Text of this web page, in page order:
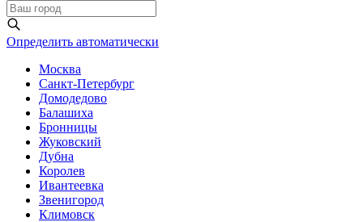
Определить автоматически
Москва
Санкт-Петербург
Домодедово
Балашиха
Бронницы
Жуковский
Дубна
Королев
Ивантеевка
Звенигород
Климовск